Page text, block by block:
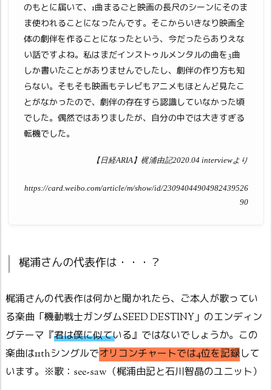
のもとに届いて、1曲まるごと映画の長尺のシーンにそのま
ま使われることになったんです。そこからいきなり映画全
体の劇伴を作ることになったという、今だったらありえな
い話ですよね。私はまだインストゥルメンタルの曲を3曲
しか書いたことがありませんでしたし、劇伴の作り方も知
らない。そもそも映画もテレビもアニメもほとんど見たこ
とがなかったので、劇伴の存在すら認識していなかった頃
でした。偶然ではありましたが、自分の中では大きすぎる
転機でした。
【日経ARIA】梶浦由記2020.04 interviewより
https://card.weibo.com/article/m/show/id/23094044904982439526
90
梶浦さんの代表作は・・・？
梶浦さんの代表作は何かと聞かれたら、ご本人が歌ってい
る楽曲「機動戦士ガンダムSEED DESTINY」のエンディン
グテーマ『君は僕に似ている』ではないでしょうか。この
楽曲は11thシングルでオリコンチャートでは4位を記録して
います。※歌：see-saw（梶浦由記と石川智晶のユニット）